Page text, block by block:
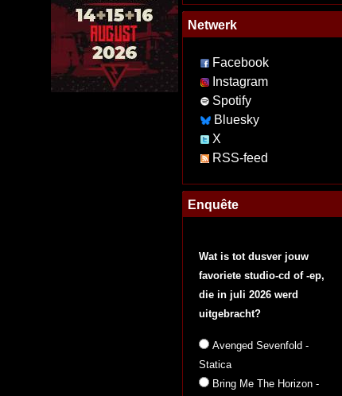
Netwerk
Facebook
Instagram
Spotify
Bluesky
X
RSS-feed
Enquête
Wat is tot dusver jouw
favoriete studio-cd of -ep,
die in juli 2026 werd
uitgebracht?
Avenged Sevenfold -
Statica
Bring Me The Horizon -